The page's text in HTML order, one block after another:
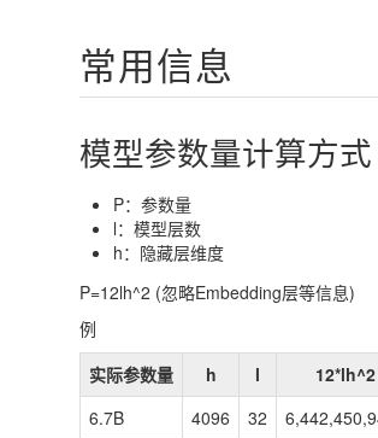
常用信息
模型参数量计算方式
P：参数量
l：模型层数
h：隐藏层维度
P=12lh^2 (忽略Embedding层等信息)
例
实际参数量
h l
12*lh^2
6.7B
4096 32